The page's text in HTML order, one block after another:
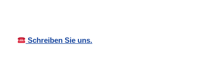
Schreiben Sie uns.